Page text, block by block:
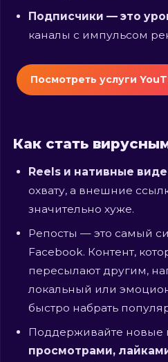
Подписчики — это
каналы с импульсом
Посмотреть услуги
Как стать
Reels и нативные
охвату, а внешние
значительно хуже.
Репосты — это самый
Facebook. Контент,
пересылают другим,
локальный или
быстро набрать
Поддерживайте новые
просмотрами,